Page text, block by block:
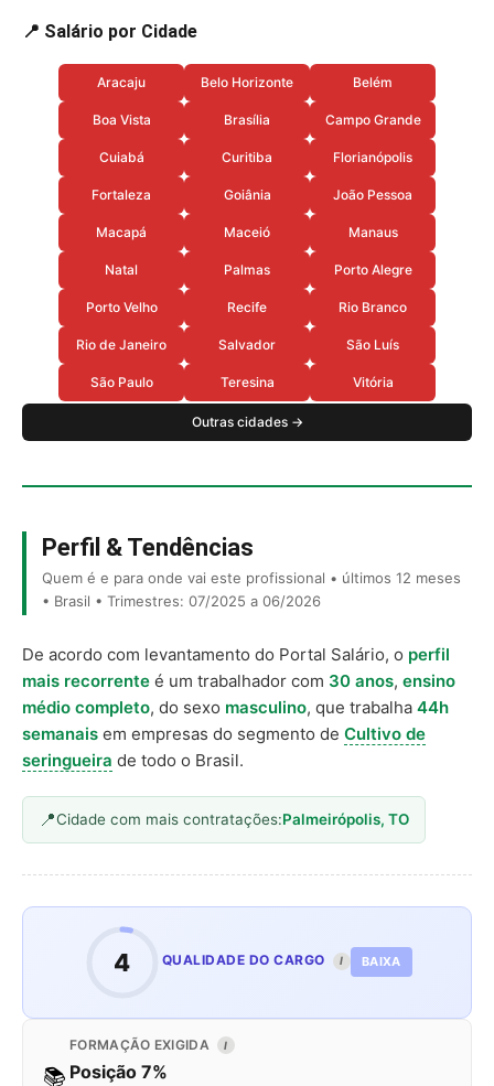
📍 Salário por Cidade
Aracaju Belo Horizonte Belém
Boa Vista Brasília Campo Grande
Cuiabá Curitiba Florianópolis
Fortaleza Goiânia João Pessoa
Macapá Maceió Manaus
Natal Palmas Porto Alegre
Porto Velho Recife Rio Branco
Rio de Janeiro Salvador São Luís
São Paulo Teresina Vitória
Outras cidades →
Perfil & Tendências
Quem é e para onde vai este profissional • últimos 12 meses
• Brasil • Trimestres: 07/2025 a 06/2026
De acordo com levantamento do Portal Salário, o perfil
mais recorrente é um trabalhador com 30 anos, ensino
médio completo, do sexo masculino, que trabalha 44h
semanais em empresas do segmento de Cultivo de
seringueira de todo o Brasil.
Cidade com mais contratações:Palmeirópolis, TO
4 QUALIDADE DO CARGO I BAIXA
📚
FORMAÇÃO EXIGIDA I
Posição 7%